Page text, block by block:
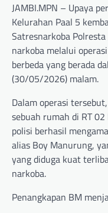
JAMBI.MPN – Upaya
Kelurahan Paal 5
Satresnarkoba
narkoba melalui
berbeda yang berada
(30/05/2026) malam.
Dalam operasi
sebuah rumah di RT
polisi berhasil
alias Boy Manurung,
yang diduga kuat
narkoba.
Penangkapan BM